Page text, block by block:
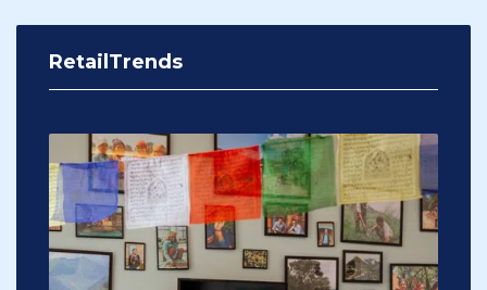
RetailTrends